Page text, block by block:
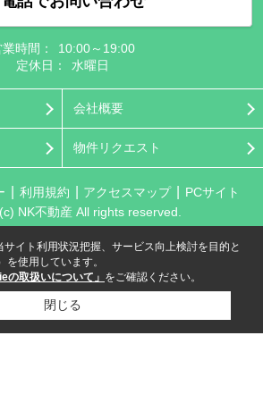
時間：
10:00～19:00
定休日：
水曜日
会社概要
物件リクエスト
利用規約 アクセスマップ
PCサイト
NK不動産 All rights reserved.
イト利用状況把握、サービス向上検討を目的と
使用しています。
の取扱いについて」 をご確認ください。
閉じる